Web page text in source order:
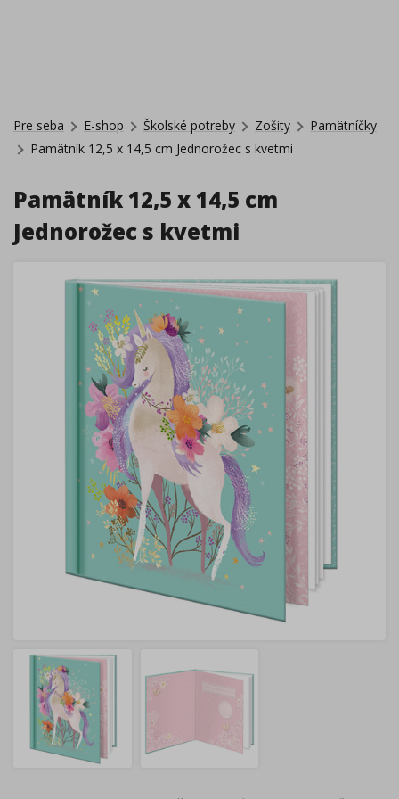
Pre seba E-shop Školské potreby Zošity
Pamätníčky
Pamätník 12,5 x 14,5 cm Jednorožec s kvetmi
Pamätník 12,5 x 14,5 cm
Jednorožec s kvetmi